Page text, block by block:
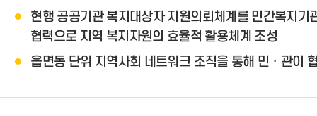
현행 공공기관 복지대상자 지원의뢰체계를 민간복지
협력으로 지역 복지자원의 효율적 활용체계 조성
읍면동 단위 지역사회 네트워크 조직을 통해 민ㆍ관이